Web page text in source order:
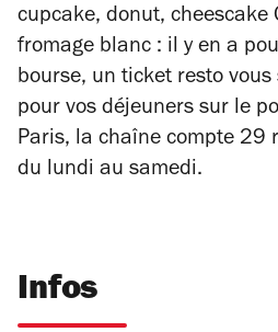
cupcake, donut, cheescake
fromage blanc : il y en a
bourse, un ticket resto
pour vos déjeuners sur le
Paris, la chaîne compte 29
du lundi au samedi.
Infos